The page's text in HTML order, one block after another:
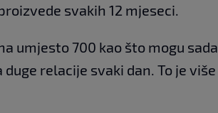
svakih 12 mjeseci.
umjesto 700 kao što mogu sada,
relacije svaki dan. To je više